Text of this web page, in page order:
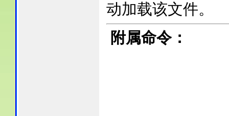
动加载该文件。
附属命令：